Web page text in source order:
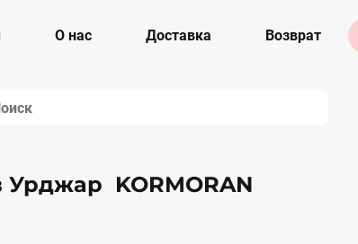
О нас Доставка Возврат
KORMORAN